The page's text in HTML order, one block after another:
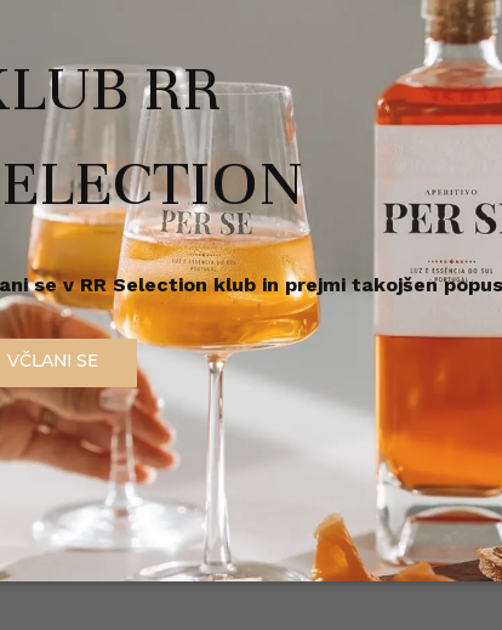
Redna cena
21, €/kos
Na zalogi pri dobavitelju
Priljubljeno
opozarja: Prekomerno pitje alkohola škoduje zdravju!.
Sem polnoleten (18+)
RR
se v RR Selection klub in prejmi takojšen
VČLANI SE